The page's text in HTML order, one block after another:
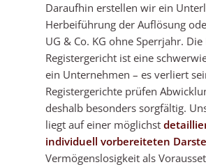
Daraufhin erstellen wir ein
Herbeiführung der Auflösung
UG & Co. KG ohne Sperrjahr.
Registergericht ist eine
ein Unternehmen – es verliert
Registergerichte prüfen
deshalb besonders sorgfältig.
liegt auf einer möglichst
individuell vorbereiteten
Vermögenslosigkeit als